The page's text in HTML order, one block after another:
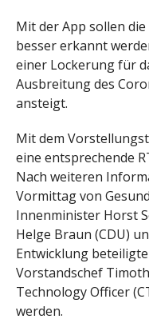
Mit der App sollen
besser erkannt
einer Lockerung für
Ausbreitung des
ansteigt.
Mit dem
eine entsprechende
Nach weiteren
Vormittag von
Innenminister Horst
Helge Braun (CDU)
Entwicklung
Vorstandschef
Technology Officer
werden.